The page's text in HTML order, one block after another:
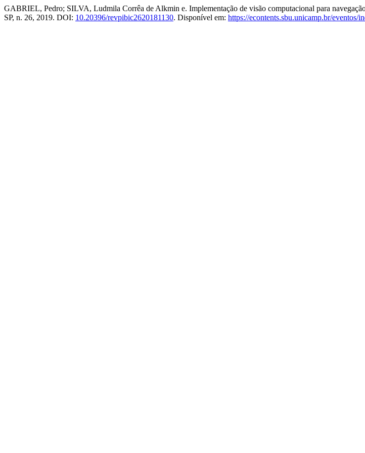
GABRIEL, Pedro; SILVA, Ludmila Corrêa de Alkmin e. Implementação de visão computacional para
SP, n. 26, 2019. DOI: 10.20396/revpibic2620181130. Disponível em: https://econtents.sbu.unicamp.br/eventos/